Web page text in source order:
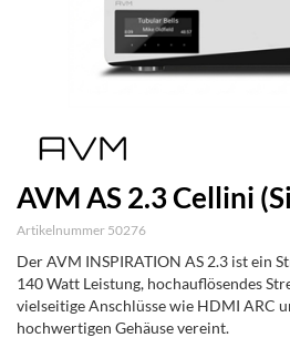
AVM AS 2.3 Cellini
Artikelnummer 50276
Der AVM INSPIRATION AS 2.3 ist ein
140 Watt Leistung, hochauflösendes
vielseitige Anschlüsse wie HDMI ARC
hochwertigen Gehäuse vereint.